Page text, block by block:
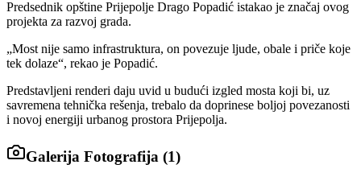
Predsednik opštine Prijepolje Drago Popadić istakao je značaj ovog
projekta za razvoj grada.
„Most nije samo infrastruktura, on povezuje ljude, obale i priče koje
tek dolaze“, rekao je Popadić.
Predstavljeni renderi daju uvid u budući izgled mosta koji bi, uz
savremena tehnička rešenja, trebalo da doprinese boljoj povezanosti
i novoj energiji urbanog prostora Prijepolja.
Galerija Fotografija (1)